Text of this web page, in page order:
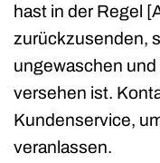
hast in der Regel
zurückzusenden,
ungewaschen
versehen ist.
Kundenservice,
veranlassen.